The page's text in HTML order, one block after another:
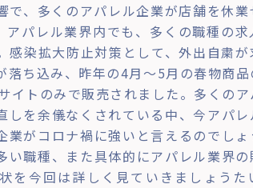
で、多くのアパレル企業が店舗を休
アパレル業界内でも、多くの職種の
感染拡大防止対策として、外出自粛
落ち込み、昨年の4月～5月の春物商
イトのみで販売されました。多くの
しを余儀なくされている中、今アパ
業がコロナ禍に強いと言えるのでしょ
い職種、また具体的にアパレル業界
を今回は詳しく見ていきましょうた